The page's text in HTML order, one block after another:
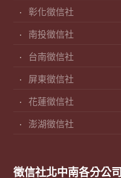
彰化徵信社
南投徵信社
台南徵信社
屏東徵信社
花蓮徵信社
澎湖徵信社
徵信社北中南各分公司